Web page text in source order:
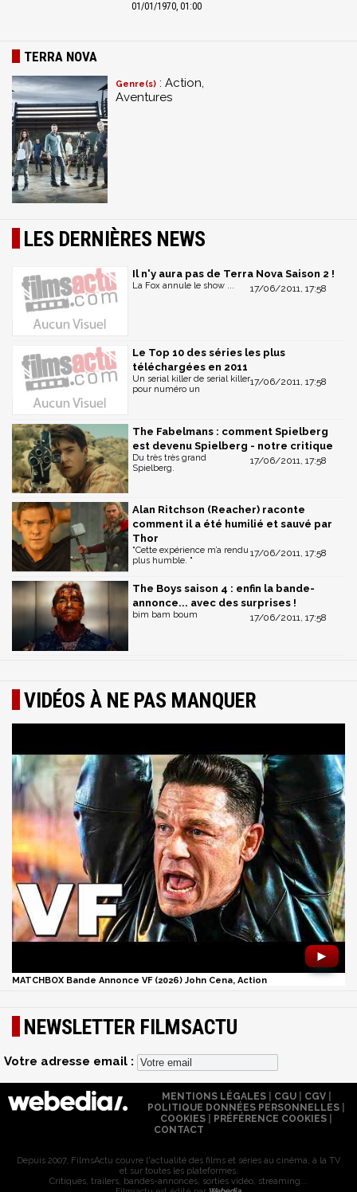
01/01/1970, 01:00
TERRA NOVA
Genre(s) : Action,
Aventures
LES DERNIÈRES NEWS
Il n'y aura pas de Terra Nova Saison 2 !
17/06/2011, 17:58
La Fox annule le show ...
Le Top 10 des séries les plus
téléchargées en 2011
17/06/2011, 17:58
Un serial killer de serial killer
pour numéro un
The Fabelmans : comment Spielberg
est devenu Spielberg - notre critique
17/06/2011, 17:58
Du très très grand
Spielberg.
Alan Ritchson (Reacher) raconte
comment il a été humilié et sauvé par
Thor
17/06/2011, 17:58
"Cette expérience m’a rendu
plus humble. "
The Boys saison 4 : enfin la bande-
annonce... avec des surprises !
17/06/2011, 17:58
bim bam boum
VIDÉOS À NE PAS MANQUER
►
MATCHBOX Bande Annonce VF (2026) John Cena, Action
NEWSLETTER FILMSACTU
Votre adresse email :
MENTIONS LÉGALES| CGU| CGV|
POLITIQUE DONNÉES PERSONNELLES
COOKIES
PRÉFÉRENCE COOKIES
CONTACT
Depuis 2007, FilmsActu couvre l'actualité des films et séries au cinéma, à la TV
et sur toutes les plateformes.
Critiques, trailers, bandes-annonces, sorties vidéo, streaming...